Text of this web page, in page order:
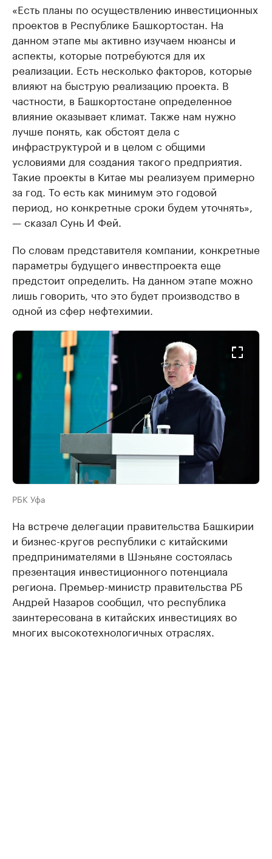
«Есть планы по осуществлению инвестиционных
проектов в Республике Башкортостан. На
данном этапе мы активно изучаем нюансы и
аспекты, которые потребуются для их
реализации. Есть несколько факторов, которые
влияют на быструю реализацию проекта. В
частности, в Башкортостане определенное
влияние оказывает климат. Также нам нужно
лучше понять, как обстоят дела с
инфраструктурой и в целом с общими
условиями для создания такого предприятия.
Такие проекты в Китае мы реализуем примерно
за год. То есть как минимум это годовой
период, но конкретные сроки будем уточнять»,
— сказал Сунь И Фей.
По словам представителя компании, конкретные
параметры будущего инвестпроекта еще
предстоит определить. На данном этапе можно
лишь говорить, что это будет производство в
одной из сфер нефтехимии.
РБК Уфа
На встрече делегации правительства Башкирии
и бизнес-кругов республики с китайскими
предпринимателями в Шэньяне состоялась
презентация инвестиционного потенциала
региона. Премьер-министр правительства РБ
Андрей Назаров сообщил, что республика
заинтересована в китайских инвестициях во
многих высокотехнологичных отраслях.